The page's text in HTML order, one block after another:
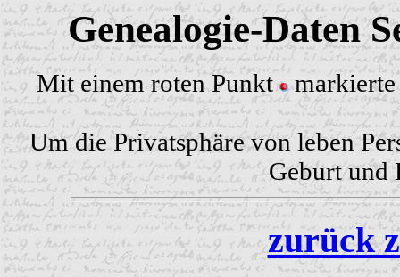
Genealogie-Daten
Mit einem roten Punkt markierte
Um die Privatsphäre von leben
Geburt und
zurück